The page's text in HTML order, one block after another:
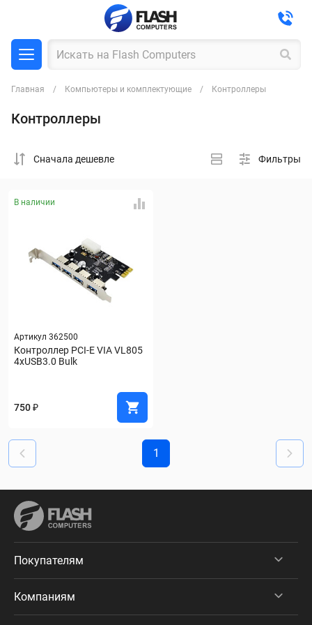
Главная Компьютеры и комплектующие Контроллеры
Контроллеры
Cначала дешевле Фильтры
В наличии
Артикул 362500
Контроллер PCI-E VIA VL805
4xUSB3.0 Bulk
750 ₽
1
Покупателям
Компаниям